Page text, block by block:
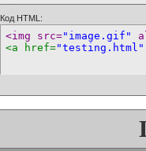
Код HTML:
<img src="image.gif"
<a href="testing.html"